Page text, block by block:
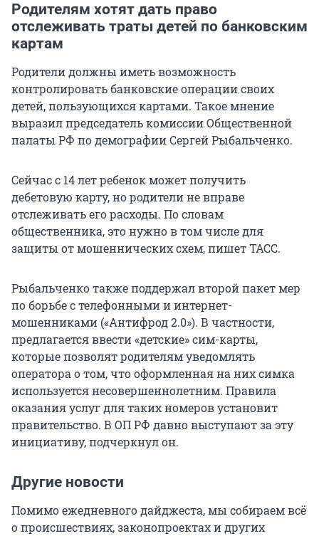
Родителям хотят дать право
отслеживать траты детей по банковским
картам
Родители должны иметь возможность
контролировать банковские операции своих
детей, пользующихся картами. Такое мнение
выразил председатель комиссии Общественной
палаты РФ по демографии Сергей Рыбальченко.
Сейчас с 14 лет ребенок может получить
дебетовую карту, но родители не вправе
отслеживать его расходы. По словам
общественника, это нужно в том числе для
защиты от мошеннических схем, пишет ТАСС.
Рыбальченко также поддержал второй пакет мер
по борьбе с телефонными и интернет-
мошенниками («Антифрод 2.0»). В частности,
предлагается ввести «детские» сим-карты,
которые позволят родителям уведомлять
оператора о том, что оформленная на них симка
используется несовершеннолетним. Правила
оказания услуг для таких номеров установит
правительство. В ОП РФ давно выступают за эту
инициативу, подчеркнул он.
Другие новости
Помимо ежедневного дайджеста, мы собираем всё
о происшествиях, законопроектах и других